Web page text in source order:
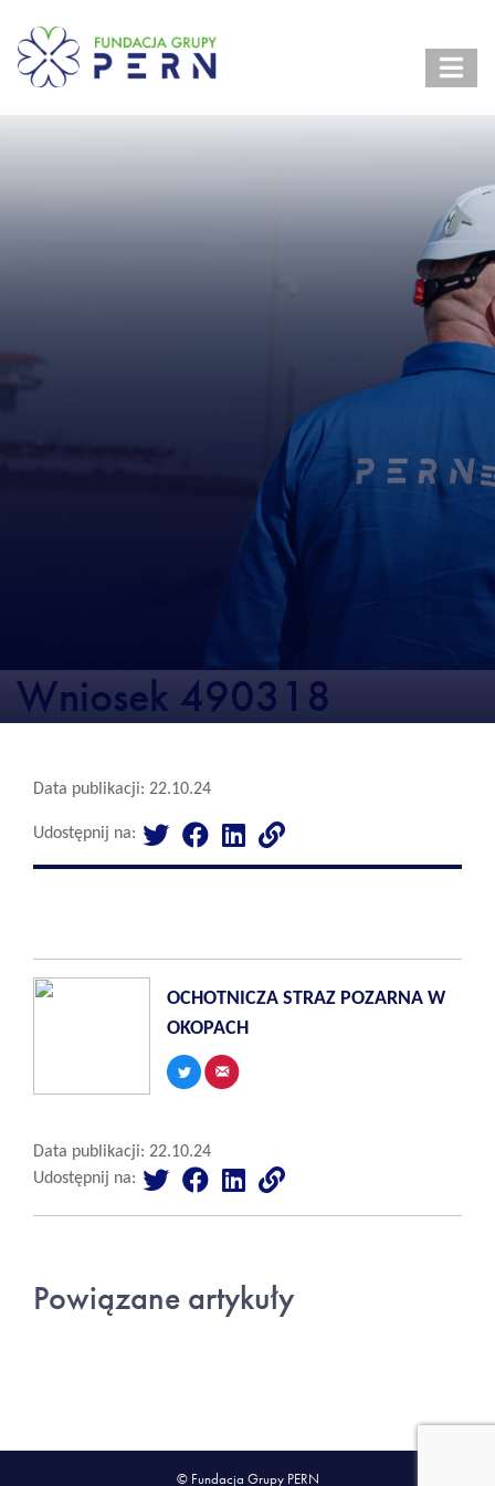
Wniosek 490318
Data publikacji: 22.10.24
Udostępnij na:
OCHOTNICZA STRAZ POZARNA W
OKOPACH
Data publikacji: 22.10.24
Udostępnij na:
Powiązane artykuły
© Fundacja Grupy PERN